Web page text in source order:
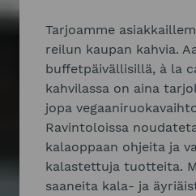
Tarjoamme
reilun kaupan kahvia.
buffetpäivällisillä, à la
kahvilassa on aina
jopa
Ravintoloissa
kalaoppaan ohjeita ja
kalastettuja tuotteita.
saaneita kala- ja